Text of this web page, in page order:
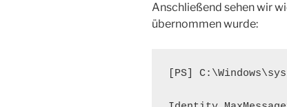
Anschließend sehen wir
übernommen wurde:
[PS]